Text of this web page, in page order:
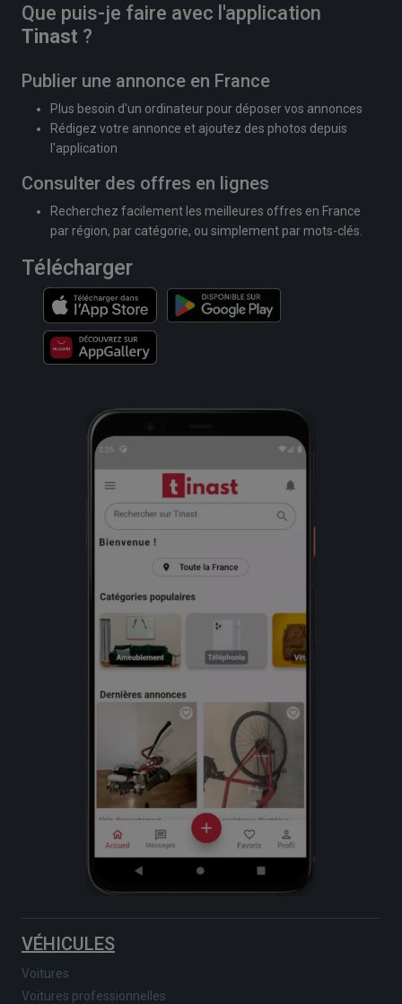
Que puis-je faire avec l'application
Tinast ?
Publier une annonce en France
Plus besoin d'un ordinateur pour déposer vos annonces
Rédigez votre annonce et ajoutez des photos depuis
l'application
Consulter des offres en lignes
Recherchez facilement les meilleures offres en France
par région, par catégorie, ou simplement par mots-clés.
Télécharger
VÉHICULES
Voitures
Voitures professionnelles